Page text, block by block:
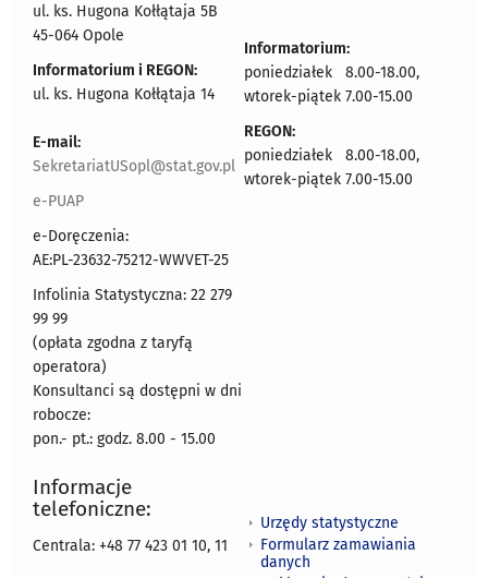
ul. ks. Hugona Kołłątaja 5B
45-064 Opole
Informatorium i REGON:
ul. ks. Hugona Kołłątaja 14
E-mail:
SekretariatUSopl@stat.gov.pl
e-PUAP
e-Doręczenia:
AE:PL-23632-75212-WWVET-25
Infolinia Statystyczna: 22 279
99 99
(opłata zgodna z taryfą
operatora)
Konsultanci są dostępni w dni
robocze:
pon.- pt.: godz. 8.00 - 15.00
Informatorium:
poniedziałek 8.00-18.00,
wtorek-piątek 7.00-15.00
REGON:
poniedziałek 8.00-18.00,
wtorek-piątek 7.00-15.00
Informacje
telefoniczne:
Centrala: +48 77 423 01 10, 11
Urzędy statystyczne
Formularz zamawiania
danych